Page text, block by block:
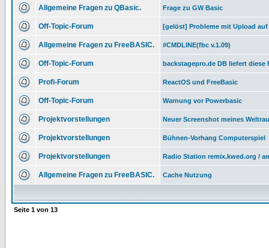
Allgemeine Fragen zu QBasic. Frage zu GW Basic
Off-Topic-Forum [gelöst] Probleme mit Upload
Allgemeine Fragen zu FreeBASIC. #CMDLINE(fbc v.1.09)
Off-Topic-Forum backstagepro.de DB liefert diese
Profi-Forum ReactOS und FreeBasic
Off-Topic-Forum Warnung vor Powerbasic
Projektvorstellungen Neuer Screenshot meines
Projektvorstellungen Bühnen-Vorhang Computerspiel
Projektvorstellungen Radio Station remix.kwed.org /
Allgemeine Fragen zu FreeBASIC. Cache Nutzung
Seite 1 von 13